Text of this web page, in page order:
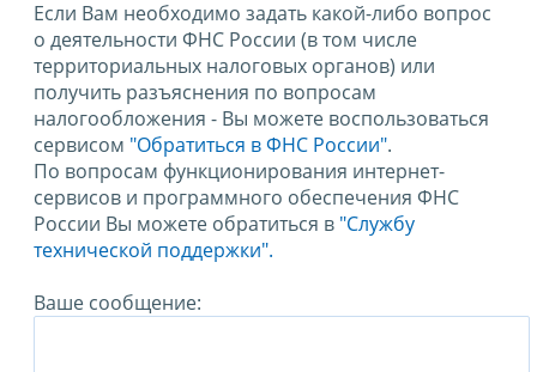
Если Вам необходимо задать какой-либо вопрос
о деятельности ФНС России (в том числе
территориальных налоговых органов) или
получить разъяснения по вопросам
налогообложения - Вы можете воспользоваться
сервисом "Обратиться в ФНС России".
По вопросам функционирования интернет-
сервисов и программного обеспечения ФНС
России Вы можете обратиться в "Службу
технической поддержки".
Ваше сообщение: